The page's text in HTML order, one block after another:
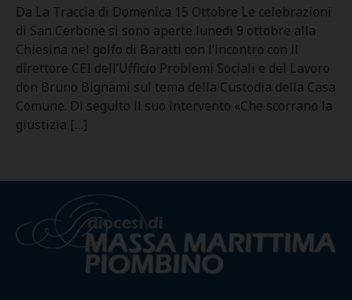
Da La Traccia di Domenica 15 Ottobre Le celebrazioni
di San Cerbone si sono aperte lunedì 9 ottobre alla
Chiesina nel golfo di Baratti con l’incontro con il
direttore CEI dell’Ufficio Problemi Sociali e del Lavoro
don Bruno Bignami sul tema della Custodia della Casa
Comune. Di seguito il suo intervento «Che scorrano la
giustizia […]